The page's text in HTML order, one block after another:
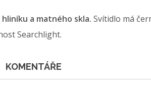
a matného skla. Svítidlo má
Searchlight.
KOMENTÁŘE